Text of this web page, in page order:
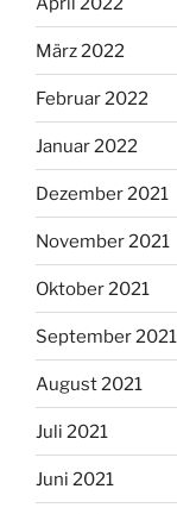
März 2022
Februar 2022
Januar 2022
Dezember 2021
November 2021
Oktober 2021
September 2021
August 2021
Juli 2021
Juni 2021